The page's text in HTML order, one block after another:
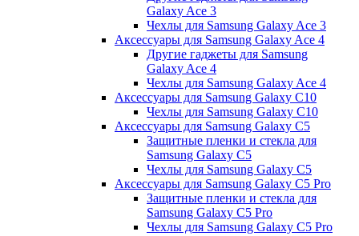
Galaxy Ace 3
Чехлы для Samsung Galaxy Ace 3
Аксессуары для Samsung Galaxy Ace 4
Другие гаджеты для Samsung
Galaxy Ace 4
Чехлы для Samsung Galaxy Ace 4
Аксессуары для Samsung Galaxy C10
Чехлы для Samsung Galaxy C10
Аксессуары для Samsung Galaxy C5
Защитные пленки и стекла для
Samsung Galaxy C5
Чехлы для Samsung Galaxy C5
Аксессуары для Samsung Galaxy C5 Pro
Защитные пленки и стекла для
Samsung Galaxy C5 Pro
Чехлы для Samsung Galaxy C5 Pro